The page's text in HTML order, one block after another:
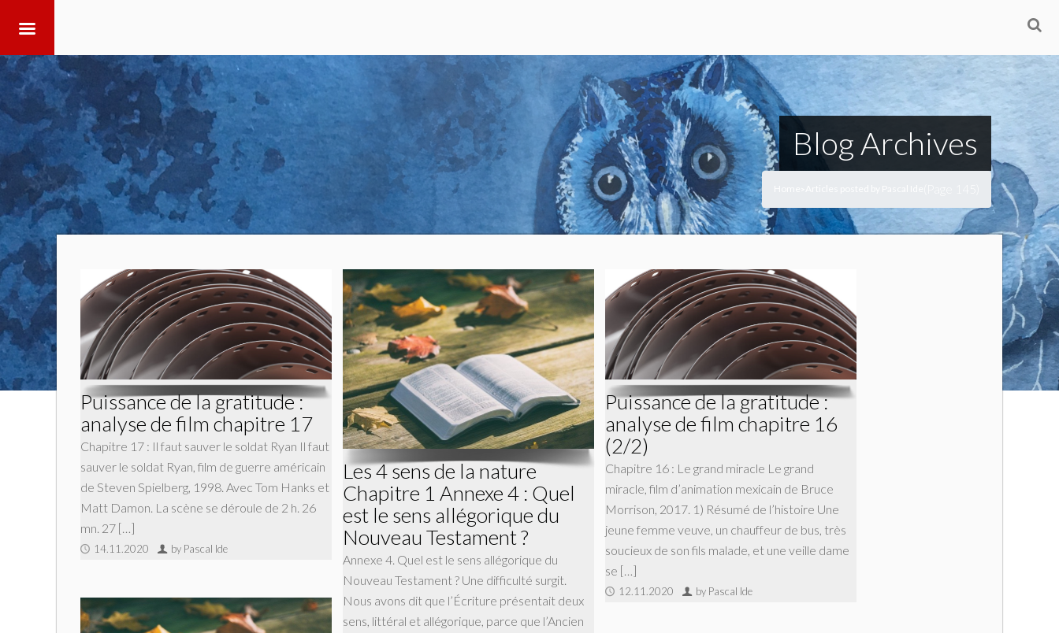
Blog Archives
Puissance de la gratitude :
analyse de film chapitre 17
Chapitre 17 : Il faut sauver le soldat Ryan Il faut
sauver le soldat Ryan, film de guerre américain
de Steven Spielberg, 1998. Avec Tom Hanks et
Matt Damon. La scène se déroule de 2 h. 26
mn. 27 […]
14.11.2020 by Pascal Ide
Les 4 sens de la nature
Chapitre 1 Annexe 4 : Quel
est le sens allégorique du
Nouveau Testament ?
Annexe 4. Quel est le sens allégorique du
Nouveau Testament ? Une difficulté surgit.
Nous avons dit que l’Écriture présentait deux
sens, littéral et allégorique, parce que l’Ancien
Puissance de la gratitude :
analyse de film chapitre 16
(2/2)
Chapitre 16 : Le grand miracle Le grand
miracle, film d’animation mexicain de Bruce
Morrison, 2017. 1) Résumé de l’histoire Une
jeune femme veuve, un chauffeur de bus, très
soucieux de son fils malade, et une veille dame
se […]
12.11.2020 by Pascal Ide